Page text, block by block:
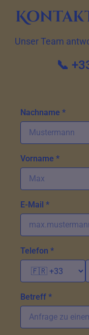
Unser Team
📞
Nachname *
Vorname *
E-Mail *
Telefon *
Betreff *